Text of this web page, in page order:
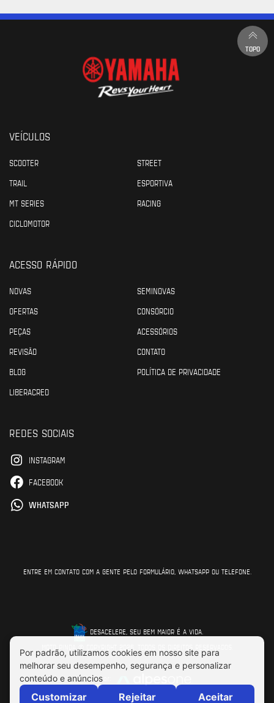
TOPO
VEÍCULOS
SCOOTER
STREET
TRAIL
ESPORTIVA
MT SERIES
RACING
CICLOMOTOR
ACESSO RÁPIDO
NOVAS
SEMINOVAS
OFERTAS
CONSÓRCIO
PEÇAS
ACESSÓRIOS
REVISÃO
CONTATO
BLOG
POLÍTICA DE PRIVACIDADE
LIBERACRED
REDES SOCIAIS
INSTAGRAM
FACEBOOK
WHATSAPP
ENTRE EM CONTATO COM A GENTE PELO FORMULÁRIO, WHATSAPP OU TELEFONE.
DESACELERE, SEU BEM MAIOR É A VIDA.
Feito por: